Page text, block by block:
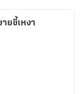
ยขี้เหงา